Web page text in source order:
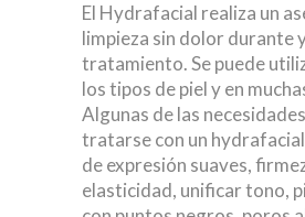
El Hydrafacial realiza un
limpieza sin dolor durante
tratamiento. Se puede
los tipos de piel y en
Algunas de las
tratarse con un hydrafacial
de expresión suaves,
elasticidad, unificar tono,